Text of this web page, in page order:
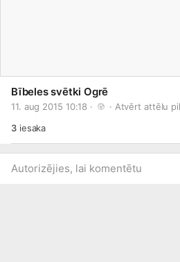
Bībeles svētki Ogrē
11. aug 2015 10:18 · · Atvērt attēlu
3iesaka
Autorizējies, lai komentētu